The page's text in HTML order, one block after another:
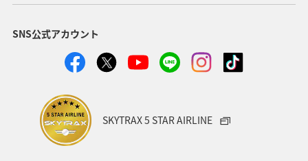
SNS公式アカウント
SKYTRAX 5 STAR AIRLINE